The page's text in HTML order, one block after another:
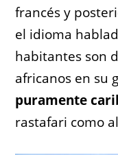
francés y
el idioma
habitantes son
africanos en su
puramente
rastafari como